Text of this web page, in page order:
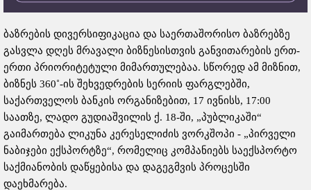
ბაზრების დივერსიფიკაცია და საერთაშორისო ბაზრებზე
გასვლა დღეს მრავალი ბიზნესისთვის განვითარების ერთ-
ერთი პრიორიტეტული მიმართულებაა. სწორედ ამ მიზნით,
ბიზნეს 360˚-ის შეხვედრების სერიის ფარგლებში,
საქართველოს ბანკის ორგანიზებით, 17 ივნისს, 17:00
საათზე, ლადო გუდიაშვილის ქ. 18-ში, „პუბლიკაში“
გაიმართება ლიკუნა კერესელიძის ვორკშოპი - „პირველი
ნაბიჯები ექსპორტზე“, რომელიც კომპანიებს საექსპორტო
საქმიანობის დაწყებისა და დაგეგმვის პროცესში
დაეხმარება.